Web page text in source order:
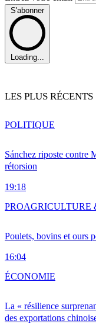
S'abonner
Loading...
LES PLUS RÉCENTS
Sánchez riposte contre
rétorsion
19:18
POLITIQUE
Poulets, bovins et ours
16:04
PROAGRICULTURE
La « résilience
des exportations
ÉCONOMIE